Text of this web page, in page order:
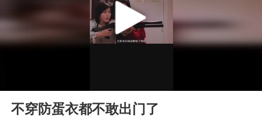
路虎卫士110 HSE限时降价
我国发现稀散金属独立新矿物——乌斯河锗矿
小沈阳加盟《披荆斩棘》
Play
不穿防蛋衣都不敢出门了